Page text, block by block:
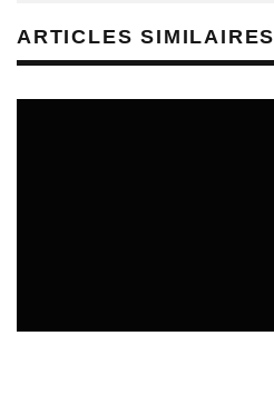
ARTICLES SIMILAIRES